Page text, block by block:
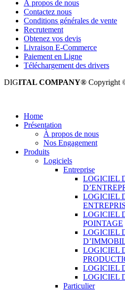
À propos de nous
Contactez nous
Conditions générales de vente
Recrutement
Obtenez vos devis
Livraison E-Commerce
Paiement en Ligne
Téléchargement des drivers
DIGITAL COMPANY® Copyright
Home
Présentation
À propos de nous
Nos Engagement
Produits
Logiciels
Entreprise
LOGICIEL
LOGICIEL
LOGICIEL
POINTAGE
LOGICIEL
LOGICIEL
LOGICIEL
LOGICIEL
Particulier